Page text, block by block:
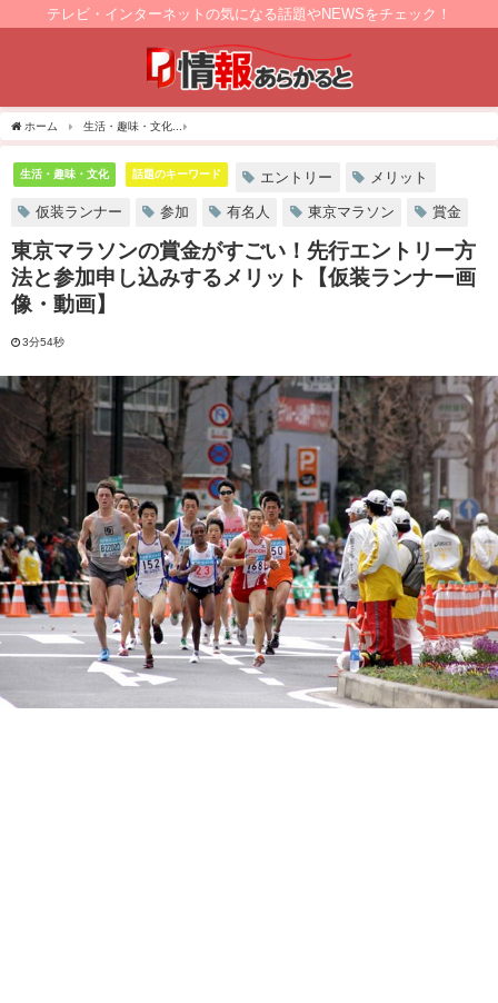
テレビ・インターネットの気になる話題やNEWSをチェック！
ホーム 生活・趣味・文化
生活・趣味・文化 話題のキーワード エントリー メリット
仮装ランナー 参加 有名人 東京マラソン 賞金
東京マラソンの賞金がすごい！先行エントリー方
法と参加申し込みするメリット【仮装ランナー画
像・動画】
3分54秒